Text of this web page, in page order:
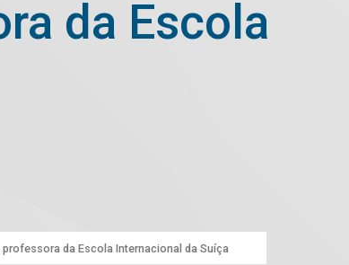
da Escola
da Escola Internacional da Suíça